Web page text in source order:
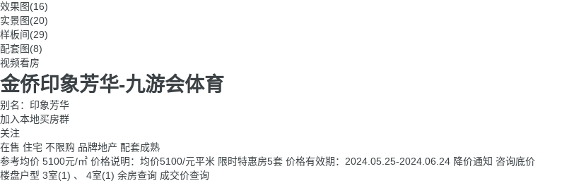
效果图(16)
实景图(20)
样板间(29)
配套图(8)
视频看房
金侨印象芳华-九游会体育
别名：印象芳华
加入本地买房群
关注
在售 住宅 不限购 品牌地产 配套成熟
参考均价 5100元/㎡ 价格说明：均价5100/元平米 限时特惠房5套 价格有效期：2024.05.25-2024.06.24 降价通知 咨询底价
楼盘户型 3室(1) 、 4室(1) 余房查询 成交价查询